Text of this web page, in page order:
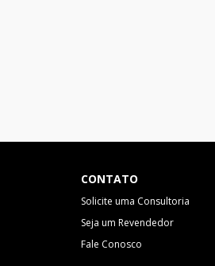
CONTATO
Solicite uma Consultoria
Seja um Revendedor
Fale Conosco